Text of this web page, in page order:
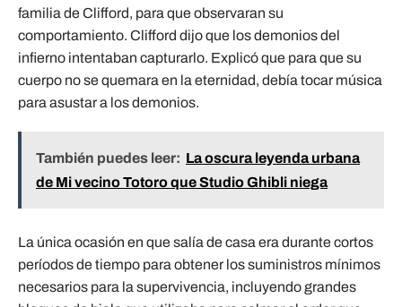
familia de Clifford, para que observaran su
comportamiento. Clifford dijo que los demonios del
infierno intentaban capturarlo. Explicó que para que su
cuerpo no se quemara en la eternidad, debía tocar música
para asustar a los demonios.
También puedes leer: La oscura leyenda urbana
de Mi vecino Totoro que Studio Ghibli niega
La única ocasión en que salía de casa era durante cortos
períodos de tiempo para obtener los suministros mínimos
necesarios para la supervivencia, incluyendo grandes